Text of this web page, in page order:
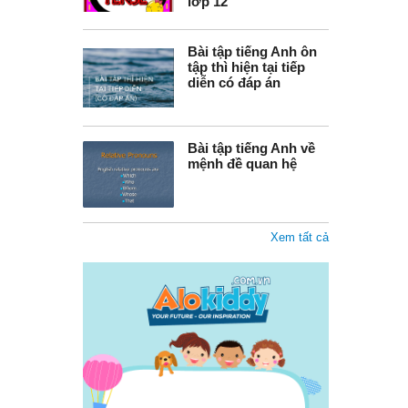
Bài tập tiếng Anh ôn
tập thì hiện tại tiếp
diễn có đáp án
Bài tập tiếng Anh về
mệnh đề quan hệ
Xem tất cả